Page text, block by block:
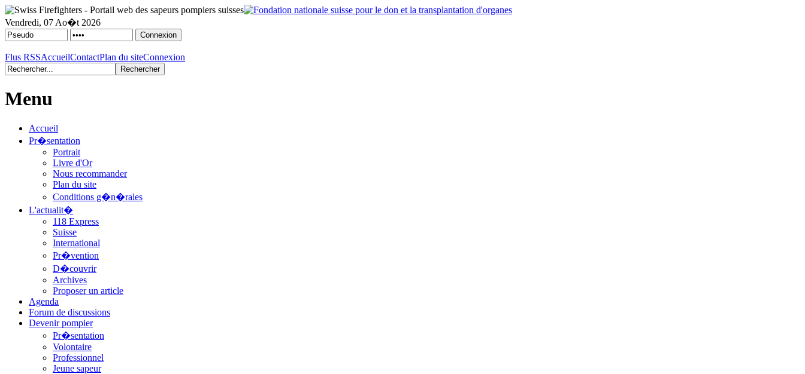
Vendredi, 07 Ao�t 2026
Flus RSSAccueilContactPlan du siteConnexion
Menu
Accueil
Pr�sentation
Portrait
Livre d'Or
Nous recommander
Plan du site
Conditions g�n�rales
L'actualit�
118 Express
Suisse
International
Pr�vention
D�couvrir
Archives
Proposer un article
Agenda
Forum de discussions
Devenir pompier
Pr�sentation
Volontaire
Professionnel
Jeune sapeur